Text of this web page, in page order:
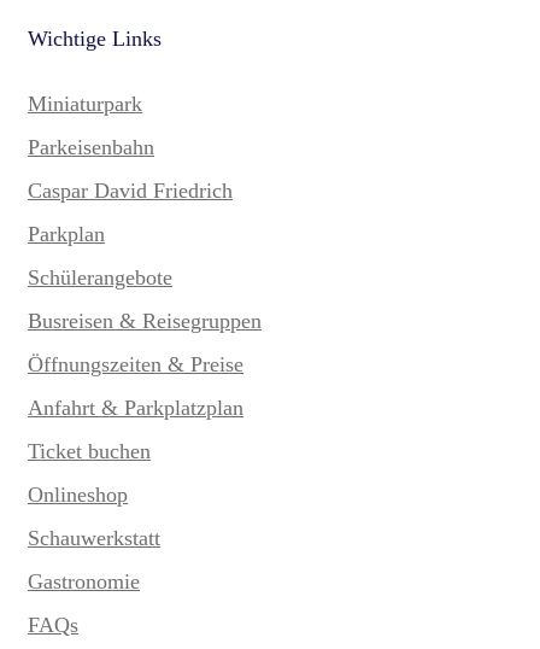
Wichtige Links
Miniaturpark
Parkeisenbahn
Caspar David Friedrich
Parkplan
Schülerangebote
Busreisen & Reisegruppen
Öffnungszeiten & Preise
Anfahrt & Parkplatzplan
Ticket buchen
Onlineshop
Schauwerkstatt
Gastronomie
FAQs